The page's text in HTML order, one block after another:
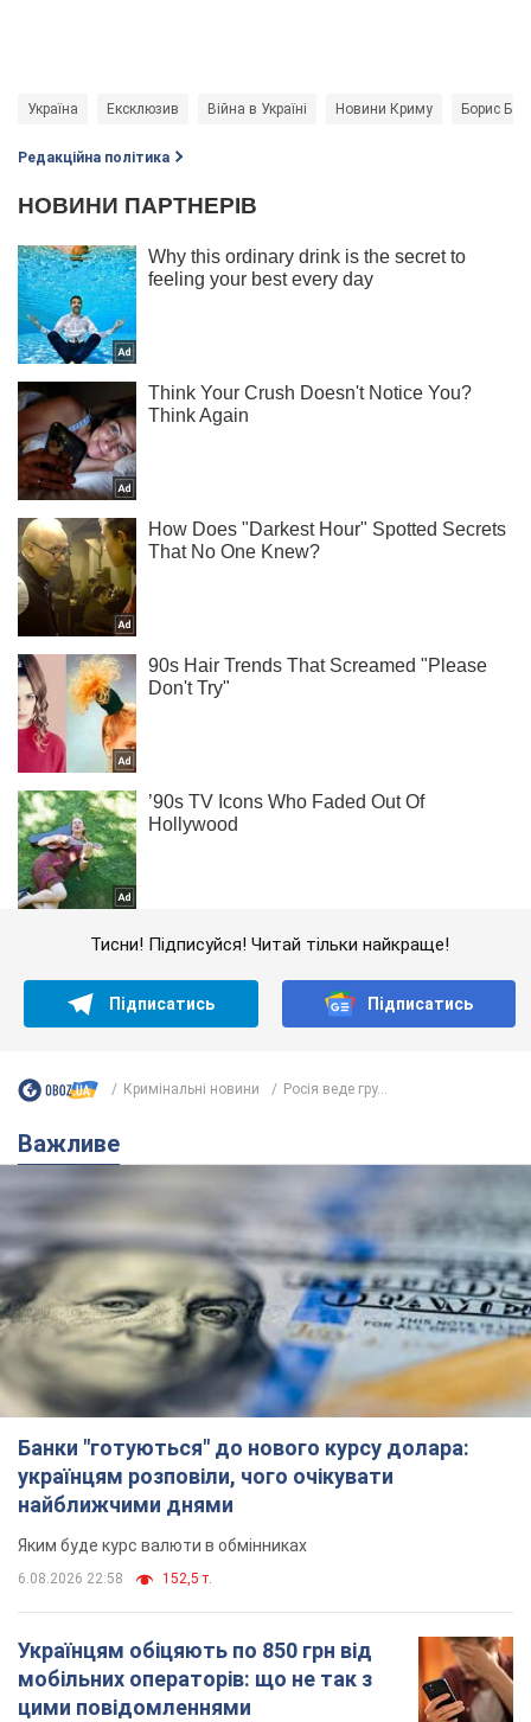
Україна Ексклюзив Війна в Україні Новини Криму Борис
Редакційна політика
Тисни! Підписуйся! Читай тільки найкраще!
Підписатись Підписатись
Кримінальні новини Росія веде гру...
Важливе
Банки "готуються" до нового курсу долара:
українцям розповіли, чого очікувати
найближчими днями
Яким буде курс валюти в обмінниках
6.08.2026 22:58 152,5 т.
Українцям обіцяють по 850 грн від
мобільних операторів: що не так з
цими повідомленнями